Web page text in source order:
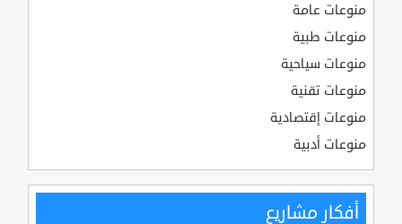
منوعات عامة
منوعات طبية
منوعات سياحية
منوعات تقنية
منوعات إقتصادية
منوعات أدبية
أفكار مشاريع